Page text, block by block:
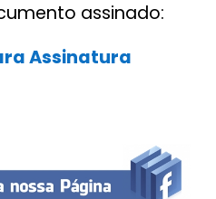
assinado:
Assinatura